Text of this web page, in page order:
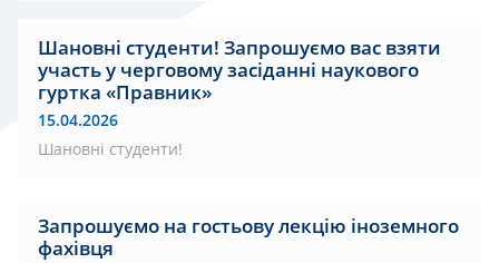
Шановні студенти! Запрошуємо вас взяти
участь у черговому засіданні наукового
гуртка «Правник»
15.04.2026
Шановні студенти!
Запрошуємо на гостьову лекцію іноземного
фахівця